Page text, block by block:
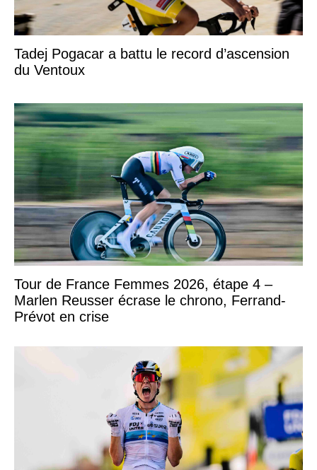
Tadej Pogacar a battu le record d’ascension
du Ventoux
Tour de France Femmes 2026, étape 4 –
Marlen Reusser écrase le chrono, Ferrand-
Prévot en crise